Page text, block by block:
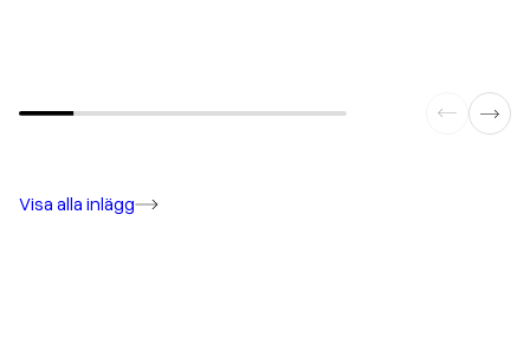
Visa alla inlägg